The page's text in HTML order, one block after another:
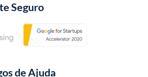
Seguro
de Ajuda